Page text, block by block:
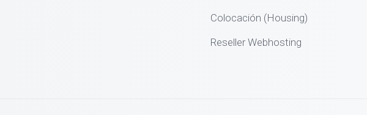
Colocación (Housing)
Reseller Webhosting